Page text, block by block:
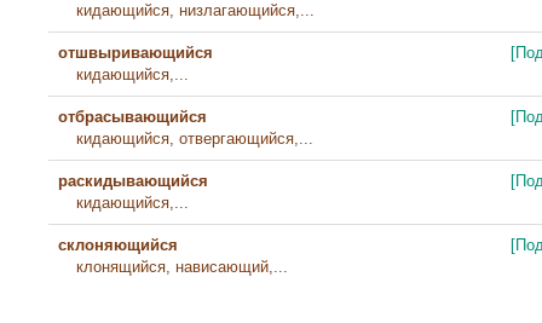
кидающийся, низлагающийся,...
отшвыривающийся
кидающийся,...
отбрасывающийся
кидающийся, отвергающийся,...
раскидывающийся
кидающийся,...
склоняющийся
клонящийся, нависающий,...